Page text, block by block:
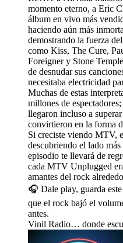
momento eterno, a Eric
álbum en vivo más
haciendo aún más
demostrando la fuerza
como Kiss, The Cure,
Foreigner y Stone
de desnudar sus
necesitaba electricidad
Muchas de estas
millones de
llegaron incluso a
convirtieron en la forma
Si creciste viendo MTV,
descubriendo el lado
episodio te llevará de
cada MTV Unplugged
amantes del rock
🎧 Dale play, guarda
que el rock bajó el
antes.
Vinil Radio… donde